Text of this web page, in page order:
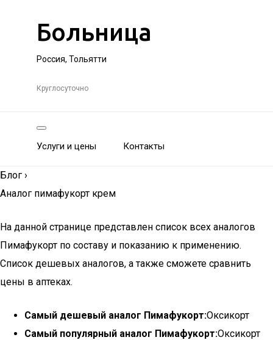
Больница
Россия, Тольятти
Круглосуточно
Услуги и цены Контакты
Блог ›
Аналог пимафукорт крем
На данной странице представлен список всех аналогов
Пимафукорт по составу и показанию к применению.
Список дешевых аналогов, а также сможете сравнить
цены в аптеках.
Самый дешевый аналог Пимафукорт:Оксикорт
Самый популярный аналог Пимафукорт:Оксикорт